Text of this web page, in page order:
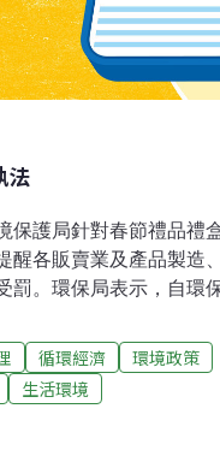
法
保護局針對春節禮品禮
醒各販賣業及產品製造
罰。環保局表示，自環
設計產品包裝的過程
，盡量減少不必要的
局指出，當前綠色設
循環經濟
環境政策
生活環境